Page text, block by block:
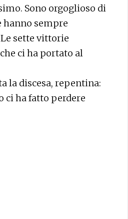
Sono orgoglioso di
hanno sempre
sette vittorie
ci ha portato al
la discesa, repentina:
ci ha fatto perdere